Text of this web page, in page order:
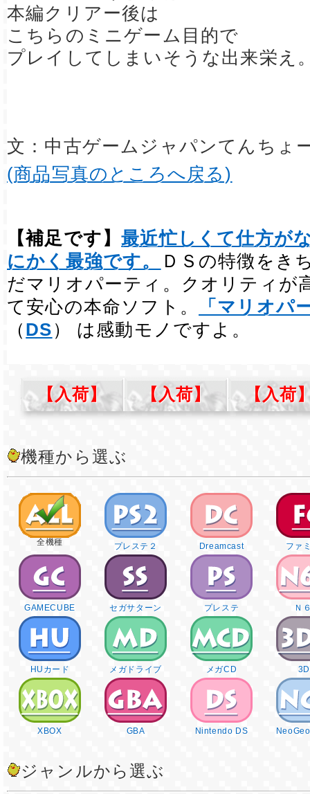
本編クリアー後は
こちらのミニゲーム目的で
プレイしてしまいそうな出来栄え
文：中古ゲームジャパンてんちょ
(商品写真のところへ戻る)
【補足です】最近忙しくて仕方が
にかく最強です。
ＤＳの特徴をき
だマリオパーティ。クオリティが
て安心の本命ソフト。
「マリオパ
（ DS ） は感動モノですよ。
【入荷】 【入荷】 【入荷
機種から選ぶ
全機種 プレステ２ Dreamcast ファ
GAMECUBE セガサターン プレステ Ｎ
HUカード メガドライブ メガCD
XBOX GBA Nintendo DS
ジャンルから選ぶ